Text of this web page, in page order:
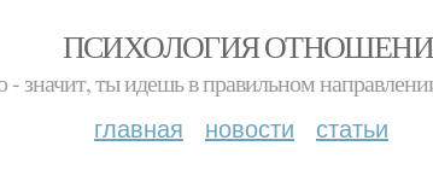
ПСИХОЛОГИЯ
- значит, ты идешь в правильном
главная новости статьи